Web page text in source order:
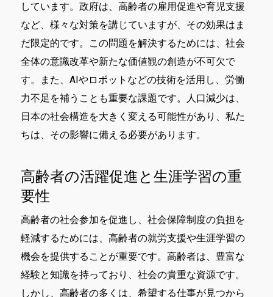
しています。政府は、高齢者の雇用促進や育児支援
など、様々な対策を講じていますが、その効果はま
だ限定的です。この問題を解決するためには、社会
全体の意識改革や新たな価値観の創造が不可欠で
す。また、AIやロボットなどの技術を活用し、労働
力不足を補うことも重要な課題です。人口減少は、
日本の社会構造を大きく変える可能性があり、私た
ちは、その影響に備える必要があります。
高齢者の活躍促進と生涯学習の重
要性
高齢者の社会参加を促進し、社会保障制度の負担を
軽減するためには、高齢者の就労支援や生涯学習の
機会を提供することが重要です。高齢者は、豊富な
経験と知識を持っており、社会の貴重な資源です。
しかし、高齢者の多くは、希望する仕事が見つから